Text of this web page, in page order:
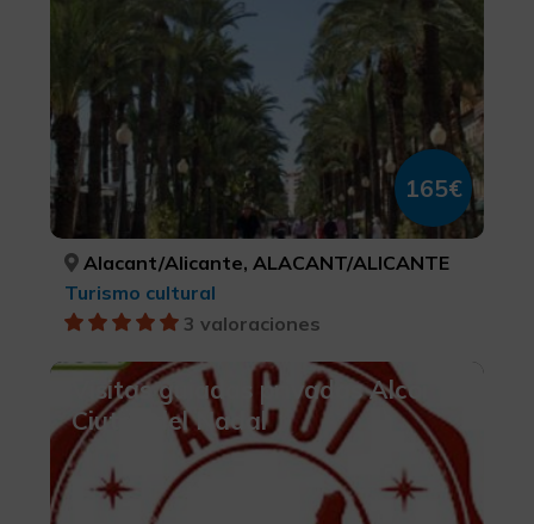
165€
Alacant/Alicante, ALACANT/ALICANTE
Turismo cultural
3 valoraciones
Visitas guiadas privadas Alcoi
Ciutat del Nadal